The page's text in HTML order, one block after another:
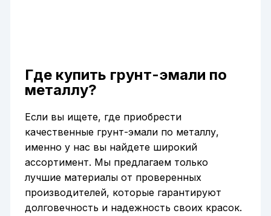
Где купить грунт-эмали по
металлу?
Если вы ищете, где приобрести
качественные грунт-эмали по металлу,
именно у нас вы найдете широкий
ассортимент. Мы предлагаем только
лучшие материалы от проверенных
производителей, которые гарантируют
долговечность и надежность своих красок.